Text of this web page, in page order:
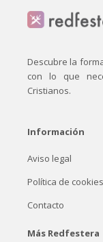
Descubre la
con lo que
Cristianos.
Información
Aviso legal
Política de cookies
Contacto
Más Redfestera